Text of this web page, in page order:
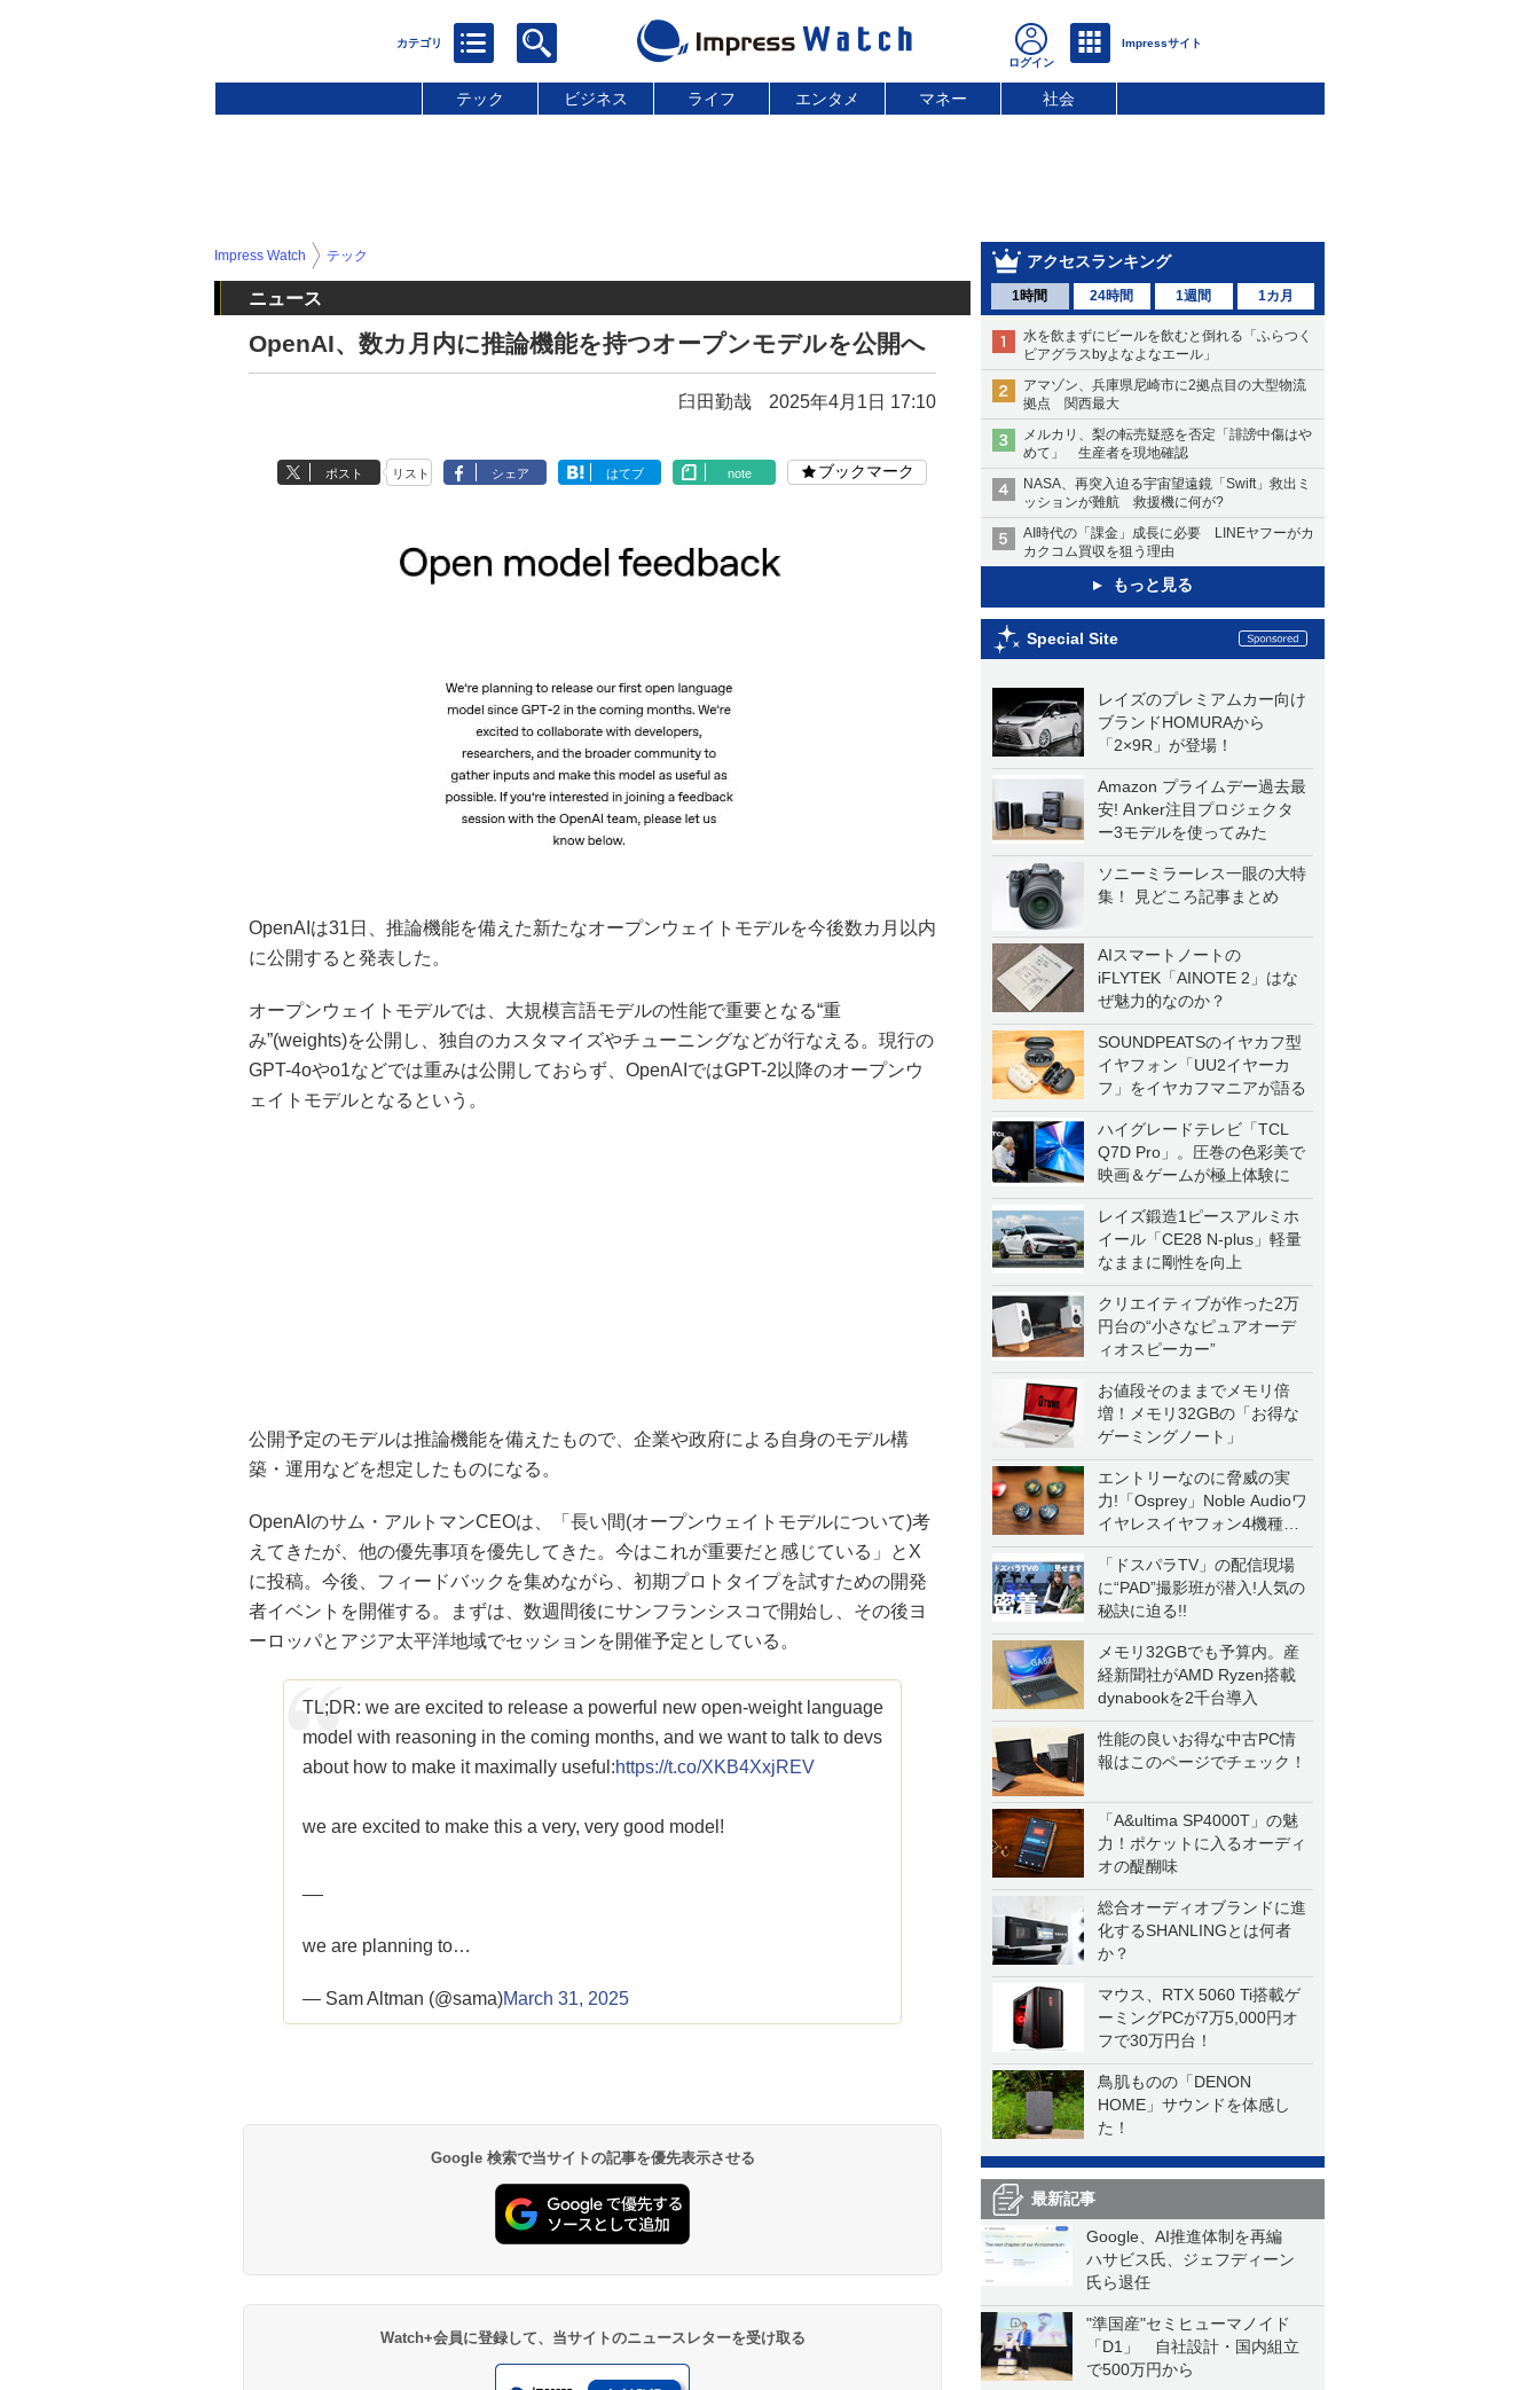
テック ビジネス ライフ エンタメ マネー 社会
アクセスランキング
1時間 24時間 1週間 1カ月
水を飲まずにビールを飲むと倒れる「ふらつく
ビアグラスbyよなよなエール」
アマゾン、兵庫県尼崎市に2拠点目の大型物流
拠点 関西最大
メルカリ、梨の転売疑惑を否定「誹謗中傷はや
めて」 生産者を現地確認
NASA、再突入迫る宇宙望遠鏡「Swift」救出ミ
ッションが難航 救援機に何が?
AI時代の「課金」成長に必要 LINEヤフーがカ
カクコム買収を狙う理由
もっと見る
Special Site
レイズのプレミアムカー向け
ブランドHOMURAから
「2×9R」が登場！
Amazon プライムデー過去最
安! Anker注目プロジェクタ
ー3モデルを使ってみた
ソニーミラーレス一眼の大特
集！ 見どころ記事まとめ
AIスマートノートの
iFLYTEK「AINOTE 2」はな
ぜ魅力的なのか？
SOUNDPEATSのイヤカフ型
イヤフォン「UU2イヤーカ
フ」をイヤカフマニアが語る
ハイグレードテレビ「TCL
Q7D Pro」。圧巻の色彩美で
映画＆ゲームが極上体験に
レイズ鍛造1ピースアルミホ
イール「CE28 N-plus」軽量
なままに剛性を向上
クリエイティブが作った2万
円台の“小さなピュアオーデ
ィオスピーカー”
お値段そのままでメモリ倍
増！メモリ32GBの「お得な
ゲーミングノート」
エントリーなのに脅威の実
力!「Osprey」Noble Audioワ
イヤレスイヤフォン4機種を
一気に聴く
「ドスパラTV」の配信現場
に“PAD”撮影班が潜入!人気の
秘訣に迫る!!
メモリ32GBでも予算内。産
経新聞社がAMD Ryzen搭載
dynabookを2千台導入
性能の良いお得な中古PC情
報はこのページでチェック！
「A&ultima SP4000T」の魅
力！ポケットに入るオーディ
オの醍醐味
総合オーディオブランドに進
化するSHANLINGとは何者
か？
マウス、RTX 5060 Ti搭載ゲ
ーミングPCが7万5,000円オ
フで30万円台！
鳥肌ものの「DENON
HOME」サウンドを体感し
た！
最新記事
Google、AI推進体制を再編
ハサビス氏、ジェフディーン
氏ら退任
"準国産"セミヒューマノイド
「D1」 自社設計・国内組立
で500万円から
Impress Watch テック
ニュース
OpenAI、数カ月内に推論機能を持つオープンモデルを公開へ
臼田勤哉 2025年4月1日 17:10
ポスト リスト シェア はてブ note ブックマーク
OpenAIは31日、推論機能を備えた新たなオープンウェイトモデルを今後数カ月以内
に公開すると発表した。
オープンウェイトモデルでは、大規模言語モデルの性能で重要となる“重
み”(weights)を公開し、独自のカスタマイズやチューニングなどが行なえる。現行の
GPT-4oやo1などでは重みは公開しておらず、OpenAIではGPT-2以降のオープンウ
ェイトモデルとなるという。
公開予定のモデルは推論機能を備えたもので、企業や政府による自身のモデル構
築・運用などを想定したものになる。
OpenAIのサム・アルトマンCEOは、「長い間(オープンウェイトモデルについて)考
えてきたが、他の優先事項を優先してきた。今はこれが重要だと感じている」とX
に投稿。今後、フィードバックを集めながら、初期プロトタイプを試すための開発
者イベントを開催する。まずは、数週間後にサンフランシスコで開始し、その後ヨ
ーロッパとアジア太平洋地域でセッションを開催予定としている。
TL;DR: we are excited to release a powerful new open-weight language
model with reasoning in the coming months, and we want to talk to devs
about how to make it maximally useful:https://t.co/XKB4XxjREV
we are excited to make this a very, very good model!
we are planning to…
— Sam Altman (@sama)March 31, 2025
Google 検索で当サイトの記事を優先表示させる
Watch+会員に登録して、当サイトのニュースレターを受け取る